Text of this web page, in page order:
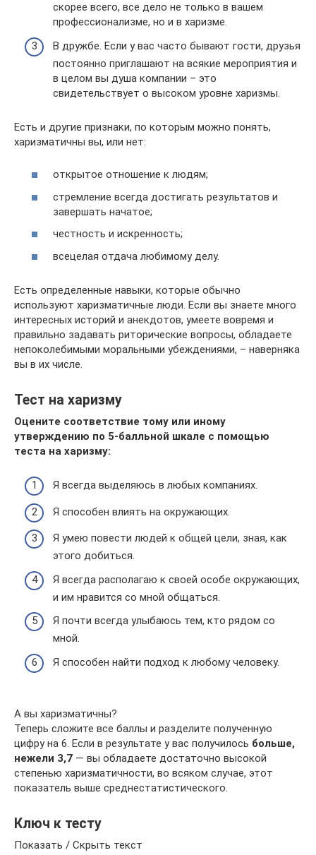
скорее всего, все дело не только в вашем
профессионализме, но и в харизме.
В дружбе. Если у вас часто бывают гости, друзья
постоянно приглашают на всякие мероприятия и
в целом вы душа компании – это
свидетельствует о высоком уровне харизмы.
Есть и другие признаки, по которым можно понять,
харизматичны вы, или нет:
открытое отношение к людям;
стремление всегда достигать результатов и
завершать начатое;
честность и искренность;
всецелая отдача любимому делу.
Есть определенные навыки, которые обычно
используют харизматичные люди. Если вы знаете много
интересных историй и анекдотов, умеете вовремя и
правильно задавать риторические вопросы, обладаете
непоколебимыми моральными убеждениями, – наверняка
вы в их числе.
Тест на харизму
Оцените соответствие тому или иному
утверждению по 5-балльной шкале с помощью
теста на харизму:
Я всегда выделяюсь в любых компаниях.
Я способен влиять на окружающих.
Я умею повести людей к общей цели, зная, как
этого добиться.
Я всегда располагаю к своей особе окружающих,
и им нравится со мной общаться.
Я почти всегда улыбаюсь тем, кто рядом со
мной.
Я способен найти подход к любому человеку.
А вы харизматичны?
Теперь сложите все баллы и разделите полученную
цифру на 6. Если в результате у вас получилось больше,
нежели 3,7 — вы обладаете достаточно высокой
степенью харизматичности, во всяком случае, этот
показатель выше среднестатистического.
Ключ к тесту
Показать / Скрыть текст